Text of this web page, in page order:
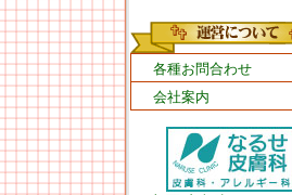
各種お問合わせ
会社案内